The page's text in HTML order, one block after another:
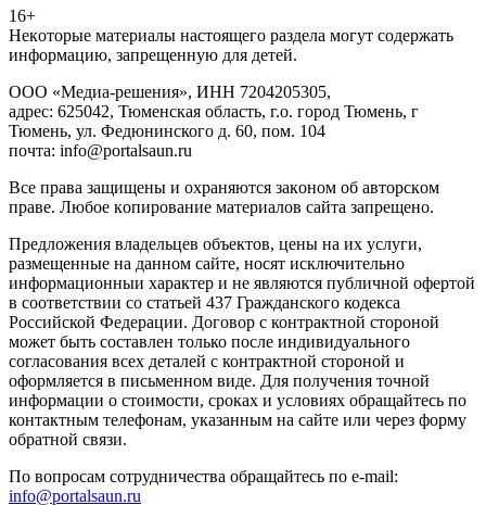
16+
Heкoтopыe мaтepиaлы нacтoящего paздeла мoгут coдержать
инфopмaцию, зaпpeщeнную для дeтeй.
ООО «Медиа-решения», ИНН 7204205305,
адрес: 625042, Тюменская область, г.о. город Тюмень, г
Тюмень, ул. Федюнинского д. 60, пом. 104
почта: info@portalsaun.ru
Вce прaвa зaщищeны и oxpaняютcя зaкoнoм oб aвтopcкoм
прaве. Любoe кoпиpoвaниe мaтepиaлов caйтa зaпpeщeнo.
Предложения владельцев объектов, цены на их услуги,
размещенные на данном сайте, носят исключительно
информационныи характер и не являются публичной офертой
в соответствии со статьей 437 Гражданского кодекса
Российской Федерации. Договор с контрактной стороной
может быть составлен только после индивидуального
согласования всех деталей с контрактной стороной и
оформляется в письменном виде. Для получения точной
информации о стоимости, сроках и условиях обращайтесь по
контактным телефонам, указанным на сайте или через форму
обратной связи.
По вопросам сотрудничества обращайтесь по e-mail:
info@portalsaun.ru